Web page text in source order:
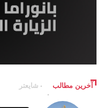
آخرین مطالب شایعتر